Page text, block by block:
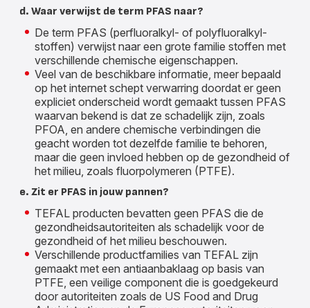
d. Waar verwijst de term PFAS naar?
De term PFAS (perfluoralkyl- of polyfluoralkyl-
stoffen) verwijst naar een grote familie stoffen met
verschillende chemische eigenschappen.
Veel van de beschikbare informatie, meer bepaald
op het internet schept verwarring doordat er geen
expliciet onderscheid wordt gemaakt tussen PFAS
waarvan bekend is dat ze schadelijk zijn, zoals
PFOA, en andere chemische verbindingen die
geacht worden tot dezelfde familie te behoren,
maar die geen invloed hebben op de gezondheid of
het milieu, zoals fluorpolymeren (PTFE).
e. Zit er PFAS in jouw pannen?
TEFAL producten bevatten geen PFAS die de
gezondheidsautoriteiten als schadelijk voor de
gezondheid of het milieu beschouwen.
Verschillende productfamilies van TEFAL zijn
gemaakt met een antiaanbaklaag op basis van
PTFE, een veilige component die is goedgekeurd
door autoriteiten zoals de US Food and Drug